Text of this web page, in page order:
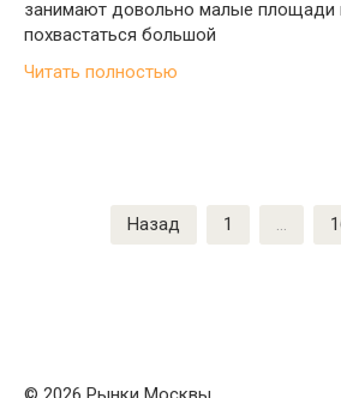
занимают довольно малые площади
похвастаться большой
Читать полностью
Назад 1 …